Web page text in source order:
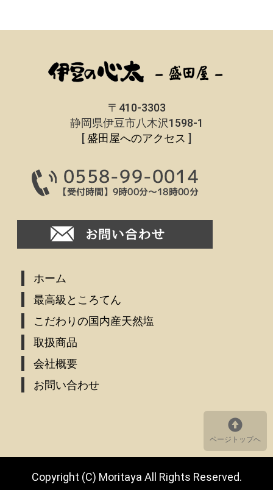
〒410-3303
静岡県伊豆市八木沢1598-1
[盛田屋へのアクセス ]
ホーム
最高級ところてん
こだわりの国内産天然塩
取扱商品
会社概要
お問い合わせ
ページトップへ
Copyright (C) Moritaya All Rights Reserved.